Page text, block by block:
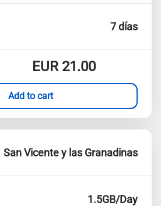
7 días
EUR21.00
Add to cart
San Vicente y las Granadinas
1.5GB/Day